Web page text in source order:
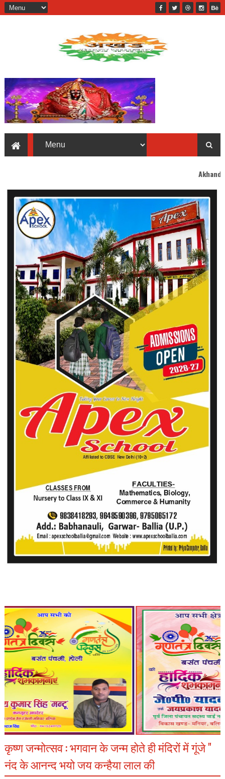
Akhand Bharat
कृष्ण जन्मोत्सव : भगवान के जन्म होते ही मंदिरों में गूंजे "
नंद के आनन्द भयो जय कन्हैया लाल की